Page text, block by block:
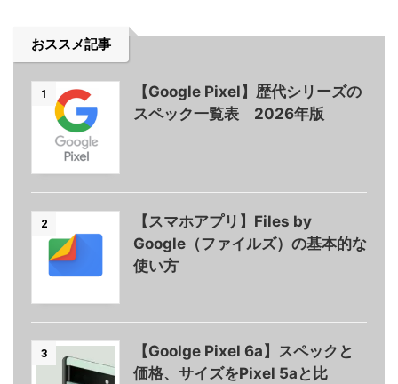
おススメ記事
1
【Google Pixel】歴代シリーズの
スペック一覧表 2026年版
2
【スマホアプリ】Files by
Google（ファイルズ）の基本的な
使い方
3
【Goolge Pixel 6a】スペックと
価格、サイズをPixel 5aと比